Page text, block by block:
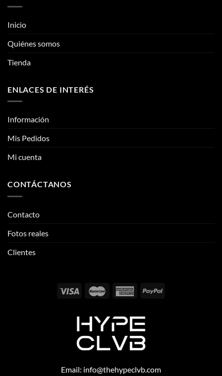
en
producto
Inicio
Quiénes somos
Tienda
ENLACES DE INTERÉS
Información
Mis Pedidos
Mi cuenta
CONTÁCTANOS
Contacto
Fotos reales
Clientes
Email: info@thehypeclvb.com